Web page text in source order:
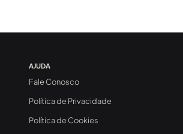
AJUDA
Fale Conosco
Política de Privacidade
Política de Cookies